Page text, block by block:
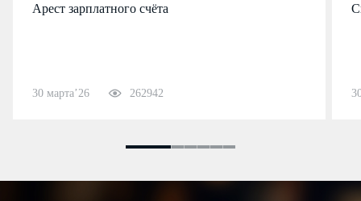
Арест зарплатного счёта
30 марта’26 262942